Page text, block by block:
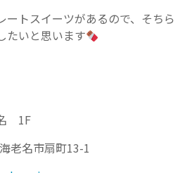
ートスイーツがあるので、そちら
たいと思います
1F
老名市扇町13-1